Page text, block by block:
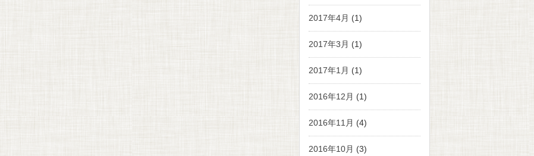
2017年4月 (1)
2017年3月 (1)
2017年1月 (1)
2016年12月 (1)
2016年11月 (4)
2016年10月 (3)